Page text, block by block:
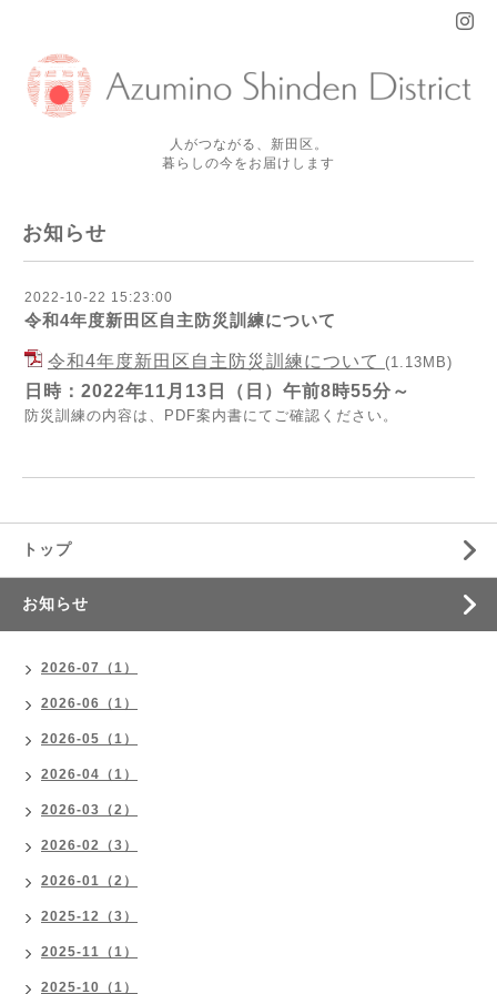
人がつながる、新田区。
暮らしの今をお届けします
お知らせ
2022-10-22 15:23:00
令和4年度新田区自主防災訓練について
令和4年度新田区自主防災訓練について (1.13MB)
日時：2022年11月13日（日）午前8時55分～
防災訓練の内容は、PDF案内書にてご確認ください。
トップ
お知らせ
2026-07（1）
2026-06（1）
2026-05（1）
2026-04（1）
2026-03（2）
2026-02（3）
2026-01（2）
2025-12（3）
2025-11（1）
2025-10（1）